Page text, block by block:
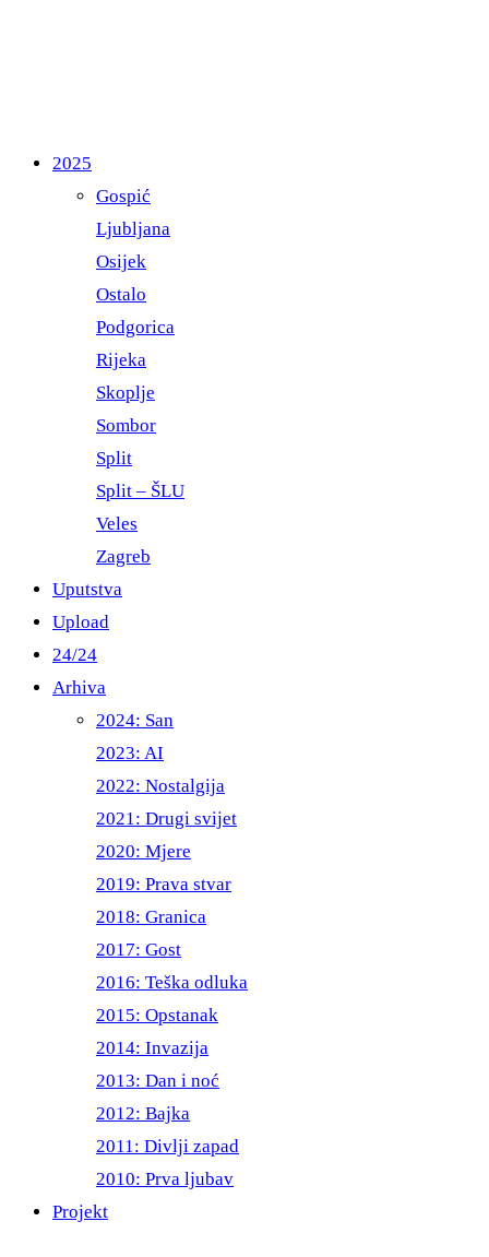
2025
Gospić
Ljubljana
Osijek
Ostalo
Podgorica
Rijeka
Skoplje
Sombor
Split
Split – ŠLU
Veles
Zagreb
Uputstva
Upload
24/24
Arhiva
2024: San
2023: AI
2022: Nostalgija
2021: Drugi svijet
2020: Mjere
2019: Prava stvar
2018: Granica
2017: Gost
2016: Teška odluka
2015: Opstanak
2014: Invazija
2013: Dan i noć
2012: Bajka
2011: Divlji zapad
2010: Prva ljubav
Projekt